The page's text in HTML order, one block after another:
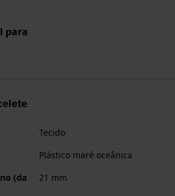
para
Tecido
Plástico maré oceânica
(da
21 mm